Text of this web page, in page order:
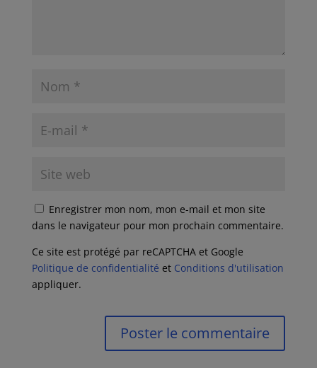
Enregistrer mon nom, mon e-mail et mon site
dans le navigateur pour mon prochain commentaire.
Ce site est protégé par reCAPTCHA et Google
Politique de confidentialité et Conditions d'utilisation
appliquer.